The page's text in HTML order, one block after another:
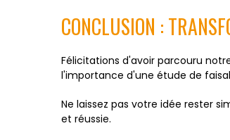
CONCLUSION :
Félicitations d'avoir parcouru
l'importance d'une étude de
Ne laissez pas votre idée rester
et réussie.